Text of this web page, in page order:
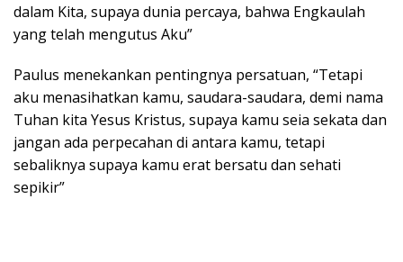
dalam Kita, supaya dunia percaya, bahwa Engkaulah
yang telah mengutus Aku”
Paulus menekankan pentingnya persatuan, “Tetapi
aku menasihatkan kamu, saudara-saudara, demi nama
Tuhan kita Yesus Kristus, supaya kamu seia sekata dan
jangan ada perpecahan di antara kamu, tetapi
sebaliknya supaya kamu erat bersatu dan sehati
sepikir”